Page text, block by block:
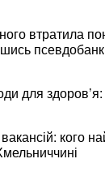
втратила
для здоров’я:
кого